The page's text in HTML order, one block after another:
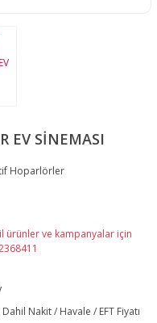
EV SİNEMASI
Hoparlörler
ürünler ve kampanyalar için
Nakit / Havale / EFT Fiyatı